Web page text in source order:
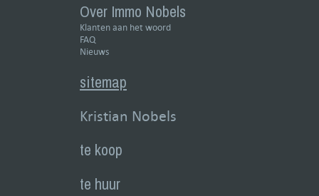
Over Immo Nobels
Klanten aan het woord
FAQ
Nieuws
sitemap
Kristian Nobels
te koop
te huur